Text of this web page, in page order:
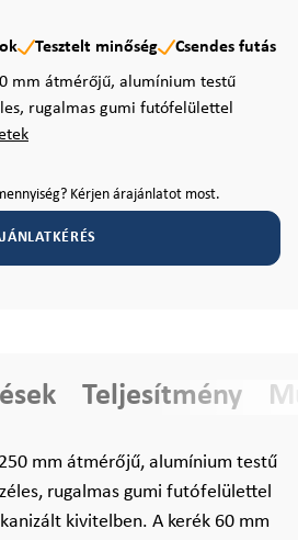
Tesztelt minőség
Csendes futás
mm átmérőjű, alumínium testű
rugalmas gumi futófelülettel
Kérjen árajánlatot most.
Teljesítmény
mm átmérőjű, alumínium testű
rugalmas gumi futófelülettel
kivitelben. A kerék 60 mm